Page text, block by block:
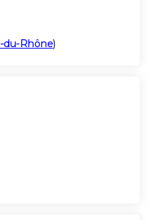
du-Rhône)